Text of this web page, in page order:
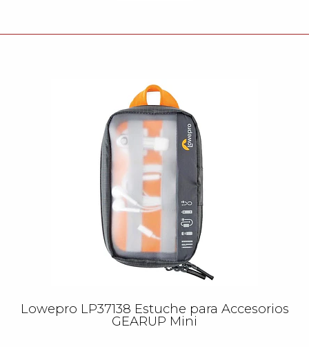
Lowepro LP37138 Estuche para Accesorios
GEARUP Mini